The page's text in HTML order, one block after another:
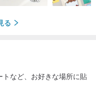
る
トなど、お好きな場所に貼